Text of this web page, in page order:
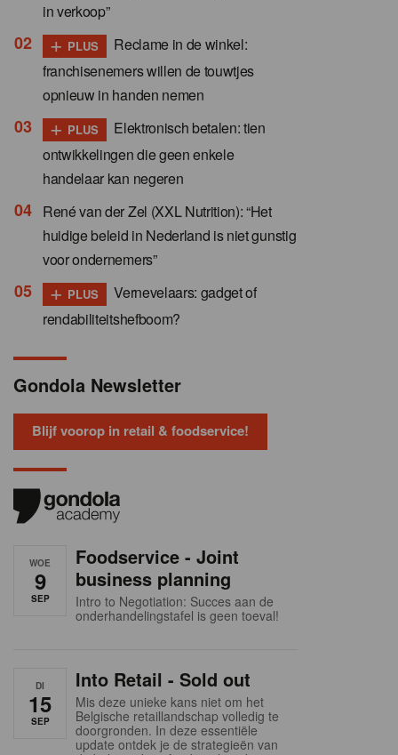
in verkoop”
+ PLUS
Reclame in de winkel:
franchisenemers willen de touwtjes
opnieuw in handen nemen
+ PLUS
Elektronisch betalen: tien
ontwikkelingen die geen enkele
handelaar kan negeren
René van der Zel (XXL Nutrition): “Het
huidige beleid in Nederland is niet gunstig
voor ondernemers”
+ PLUS
Vernevelaars: gadget of
rendabiliteitshefboom?
Gondola Newsletter
Blijf voorop in retail & foodservice!
WOE
9
SEP
Foodservice - Joint
business planning
Intro to Negotiation: Succes aan de
onderhandelingstafel is geen toeval!
DI
15
SEP
Into Retail - Sold out
Mis deze unieke kans niet om het
Belgische retaillandschap volledig te
doorgronden. In deze essentiële
update ontdek je de strategieën van